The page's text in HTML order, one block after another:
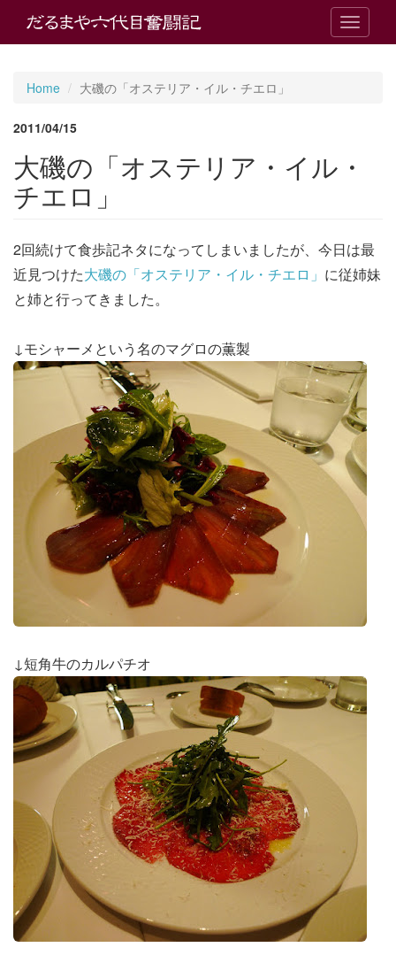
T
o
v
i
o
Home 大磯の「オステリア・イル・チエロ」
2011/04/15
大磯の「オステリア・イル・
チエロ」
2回続けて食歩記ネタになってしまいましたが、今日は最
近見つけた大磯の「オステリア・イル・チエロ」 に従姉妹
と姉と行ってきました。
↓モシャーメという名のマグロの薫製
↓短角牛のカルパチオ